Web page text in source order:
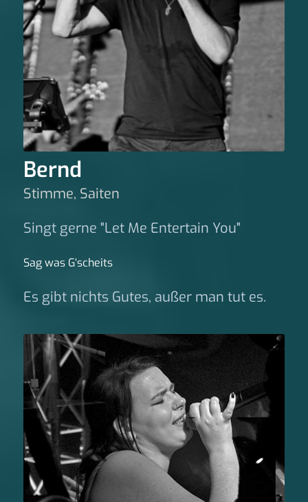
Bernd
Stimme, Saiten
Singt gerne "Let Me Entertain You"
Sag was G‘scheits
Es gibt nichts Gutes, außer man tut es.